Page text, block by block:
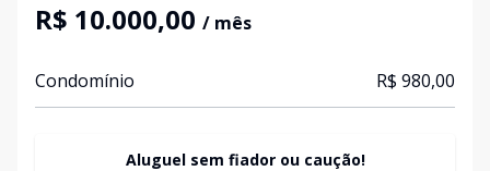
R$ 10.000,00 / mês
Condomínio R$ 980,00
Aluguel sem fiador ou caução!